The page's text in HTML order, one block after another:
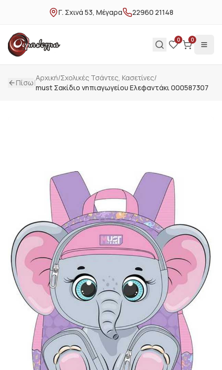
Γ. Σχινά 53, Μέγαρα 22960 21148
0 0
Πίσω|Αρχική/Σχολικές Τσάντες, Κασετίνες/
must Σακίδιο νηπιαγωγείου Ελεφαντάκι 000587307